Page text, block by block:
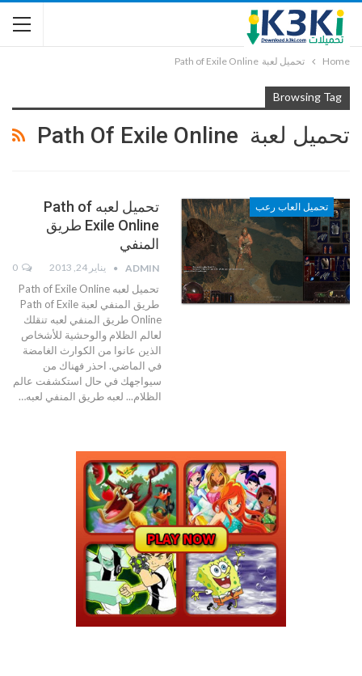
Home تحميل لعبة Path of Exile Online
Browsing Tag
تحميل لعبة Path Of Exile Online
تحميل العاب رعب
تحميل لعبه Path of
Exile Online طريق
المنفي
ADMIN يناير 24, 2013
تحميل لعبه Path of Exile Online
طريق المنفي لعبة Path of Exile
Online طريق المنفي لعبه تنقلك
لعالم الظلام والوحشية للأشخاص
الذين عانوا من الكوارث الغامضة
في الماضي. احذر فهناك من
سيواجهك في حال استكشفت عالم
الظلام... لعبه طريق المنفي لعبه…